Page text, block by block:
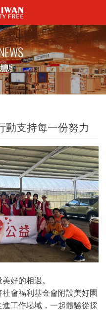
態
動支持每一份努力
好的相遇。
會福利基金會附設美好園
工作場域，一起體驗從採